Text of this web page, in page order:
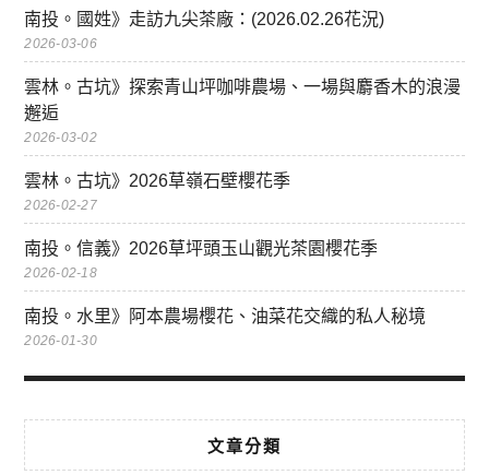
南投。國姓》走訪九尖茶廠：(2026.02.26花況)
2026-03-06
雲林。古坑》探索青山坪咖啡農場、一場與麝香木的浪漫
邂逅
2026-03-02
雲林。古坑》2026草嶺石壁櫻花季
2026-02-27
南投。信義》2026草坪頭玉山觀光茶園櫻花季
2026-02-18
南投。水里》阿本農場櫻花、油菜花交織的私人秘境
2026-01-30
文章分類